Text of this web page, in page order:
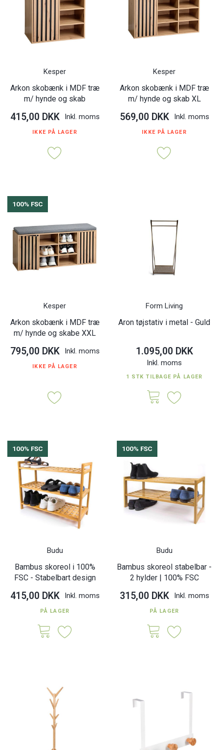
Kesper
Arkon skobænk i MDF træ
m/ hynde og skab
415,00 DKK Inkl. moms
IKKE PÅ LAGER
Kesper
Arkon skobænk i MDF træ
m/ hynde og skab XL
569,00 DKK Inkl. moms
IKKE PÅ LAGER
100% FSC
Kesper
Arkon skobænk i MDF træ
m/ hynde og skabe XXL
795,00 DKK Inkl. moms
IKKE PÅ LAGER
Form Living
Aron tøjstativ i metal - Guld
1.095,00 DKK
Inkl. moms
1 STK TILBAGE PÅ LAGER
100% FSC
Budu
Bambus skoreol i 100%
FSC - Stabelbart design
415,00 DKK Inkl. moms
PÅ LAGER
100% FSC
Budu
Bambus skoreol stabelbar -
2 hylder | 100% FSC
315,00 DKK Inkl. moms
PÅ LAGER